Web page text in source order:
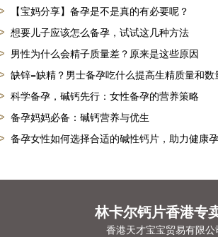
【宝妈分享】备孕是不是真的有必要呢？
想要儿子应该怎么备孕，试试这几种方法
男性为什么会精子质量差？原来是这些原因
缺锌=缺精？男士备孕吃什么提高生精质量和数
科学备孕，碱钙先行：女性备孕的营养策略
备孕妈妈必备：碱钙营养与优生
备孕女性如何选择合适的碱性钙片，助力健康
林卡尔钙片香港专
香港天才宝宝贸易有限公